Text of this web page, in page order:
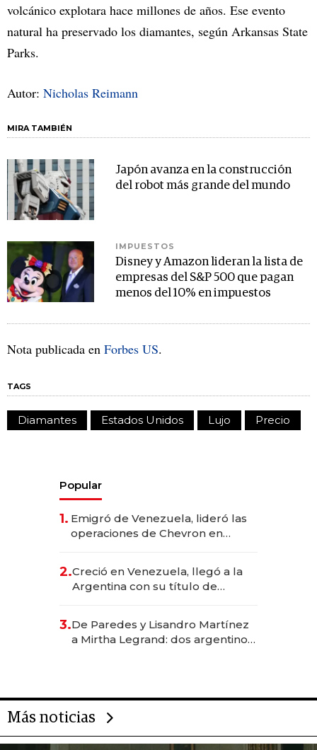
volcánico explotara hace millones de años. Ese evento
natural ha preservado los diamantes, según Arkansas State
Parks.
Autor: Nicholas Reimann
MIRA TAMBIÉN
Japón avanza en la construcción
del robot más grande del mundo
IMPUESTOS
Disney y Amazon lideran la lista de
empresas del S&P 500 que pagan
menos del 10% en impuestos
Nota publicada en Forbes US.
TAGS
Diamantes Estados Unidos Lujo Precio
Popular
1. Emigró de Venezuela, lideró las
operaciones de Chevron en
2.Creció en Venezuela, llegó a la
Argentina con su título de
las marcas "fast premium"
3.De Paredes y Lisandro Martínez
a Mirtha Legrand: dos argentinos
Más noticias